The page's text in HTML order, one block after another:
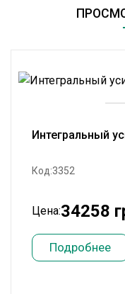
Интегральный
Код:3352
Цена:34258
Подробнее